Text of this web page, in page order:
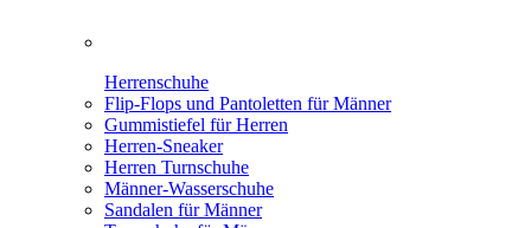
Herrenschuhe
Flip-Flops und Pantoletten für Männer
Gummistiefel für Herren
Herren-Sneaker
Herren Turnschuhe
Männer-Wasserschuhe
Sandalen für Männer